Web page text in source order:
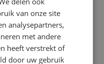
van onze site
analysepartners,
met andere
heeft verstrekt of
door uw gebruik